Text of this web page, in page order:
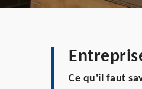
Ce qu'il faut